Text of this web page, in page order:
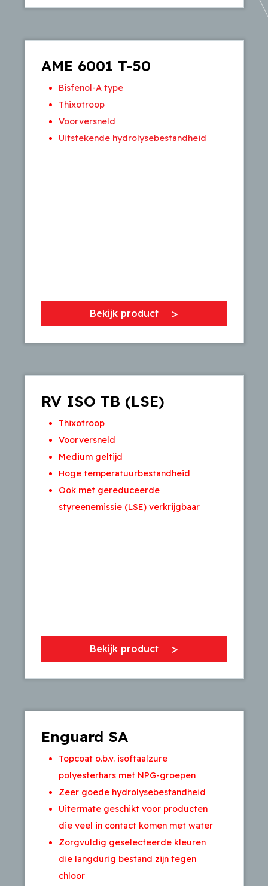
AME 6001 T-50
Bisfenol-A type
Thixotroop
Voorversneld
Uitstekende hydrolysebestandheid
Bekijk product
RV ISO TB (LSE)
Thixotroop
Voorversneld
Medium geltijd
Hoge temperatuurbestandheid
Ook met gereduceerde
styreenemissie (LSE) verkrijgbaar
Bekijk product
Enguard SA
Topcoat o.b.v. isoftaalzure
polyesterhars met NPG-groepen
Zeer goede hydrolysebestandheid
Uitermate geschikt voor producten
die veel in contact komen met water
Zorgvuldig geselecteerde kleuren
die langdurig bestand zijn tegen
chloor